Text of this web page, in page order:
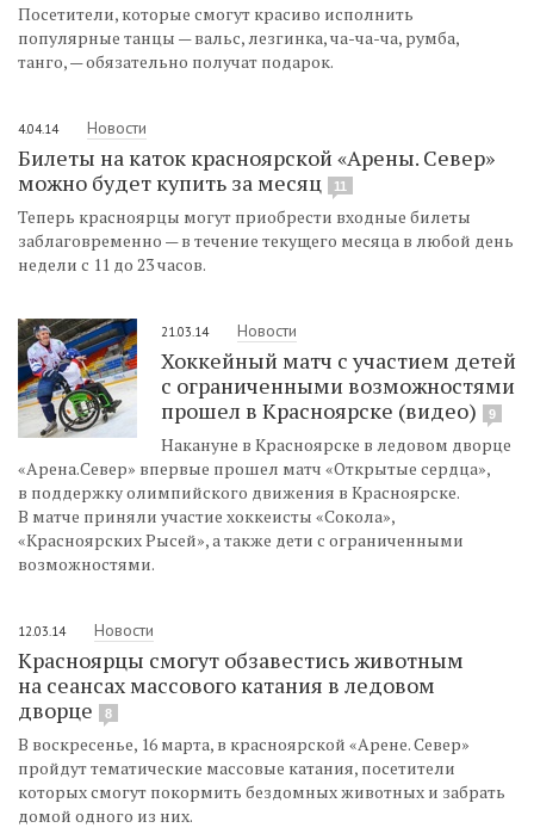
Посетители, которые смогут красиво исполнить
популярные танцы — вальс, лезгинка, ча-ча-ча, румба,
танго, — обязательно получат подарок.
4.04.14 Новости
Билеты на каток красноярской «Арены. Север»
можно будет купить за месяц
11
Теперь красноярцы могут приобрести входные билеты
заблаговременно — в течение текущего месяца в любой день
недели с 11 до 23 часов.
21.03.14 Новости
Хоккейный матч с участием детей
с ограниченными возможностями
прошел в Красноярске (видео)
9
Накануне в Красноярске в ледовом дворце
«Арена.Север» впервые прошел матч «Открытые сердца»,
в поддержку олимпийского движения в Красноярске.
В матче приняли участие хоккеисты «Сокола»,
«Красноярских Рысей», а также дети с ограниченными
возможностями.
12.03.14 Новости
Красноярцы смогут обзавестись животным
на сеансах массового катания в ледовом
дворце
8
В воскресенье, 16 марта, в красноярской «Арене. Север»
пройдут тематические массовые катания, посетители
которых смогут покормить бездомных животных и забрать
домой одного из них.